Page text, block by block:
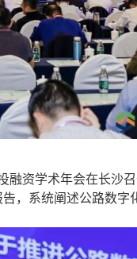
资学术年会在长沙召
，系统阐述公路数字